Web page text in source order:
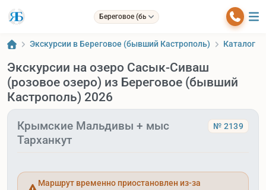
Береговое (бывший Кастрополь)
Экскурсии в Береговое (бывший Кастрополь) Каталог
Экскурсии на озеро Сасык-Сиваш
(розовое озеро) из Береговое (бывший
Кастрополь) 2026
Крымские Мальдивы + мыс
Тарханкут
№ 2139
Маршрут временно приостановлен из-за